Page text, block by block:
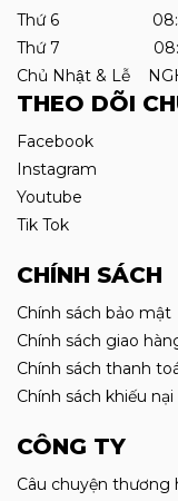
Thứ 6 08:30
Thứ 7 08:30
Chủ Nhật & Lễ
THEO DÕI
Facebook
Instagram
Youtube
Tik Tok
CHÍNH SÁCH
Chính sách bảo mật
Chính sách giao
Chính sách thanh
Chính sách khiếu nại
CÔNG TY
Câu chuyện thương